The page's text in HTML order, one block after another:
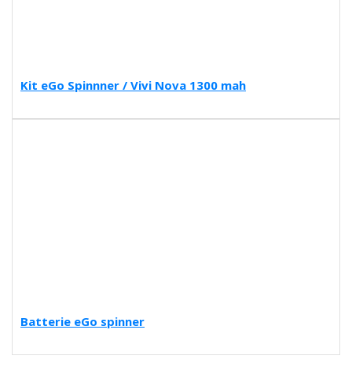
Kit eGo Spinnner / Vivi Nova 1300 mah
Batterie eGo spinner